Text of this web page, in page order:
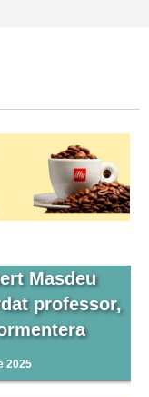
Masdeu
professor,
2025